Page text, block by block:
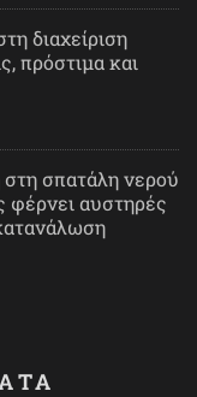
διαχείριση
πρόστιμα και
σπατάλη νερού
φέρνει αυστηρές